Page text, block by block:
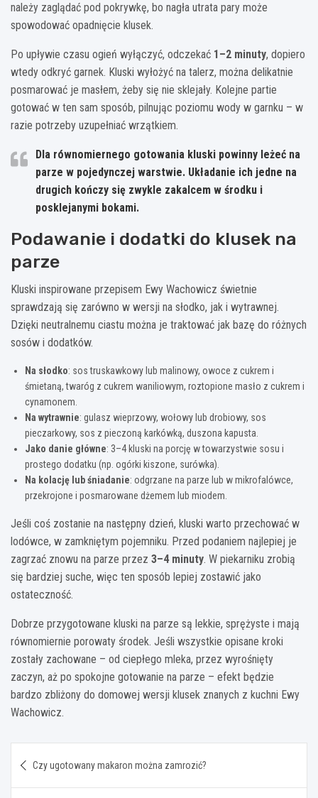
należy zaglądać pod pokrywkę, bo nagła utrata pary może
spowodować opadnięcie klusek.
Po upływie czasu ogień wyłączyć, odczekać 1–2 minuty, dopiero
wtedy odkryć garnek. Kluski wyłożyć na talerz, można delikatnie
posmarować je masłem, żeby się nie sklejały. Kolejne partie
gotować w ten sam sposób, pilnując poziomu wody w garnku – w
razie potrzeby uzupełniać wrzątkiem.
Dla równomiernego gotowania kluski powinny leżeć na
parze w pojedynczej warstwie. Układanie ich jedne na
drugich kończy się zwykle zakalcem w środku i
posklejanymi bokami.
Podawanie i dodatki do klusek na
parze
Kluski inspirowane przepisem Ewy Wachowicz świetnie
sprawdzają się zarówno w wersji na słodko, jak i wytrawnej.
Dzięki neutralnemu ciastu można je traktować jak bazę do różnych
sosów i dodatków.
Na słodko: sos truskawkowy lub malinowy, owoce z cukrem i
śmietaną, twaróg z cukrem waniliowym, roztopione masło z cukrem i
cynamonem.
Na wytrawnie: gulasz wieprzowy, wołowy lub drobiowy, sos
pieczarkowy, sos z pieczoną karkówką, duszona kapusta.
Jako danie główne: 3–4 kluski na porcję w towarzystwie sosu i
prostego dodatku (np. ogórki kiszone, surówka).
Na kolację lub śniadanie: odgrzane na parze lub w mikrofalówce,
przekrojone i posmarowane dżemem lub miodem.
Jeśli coś zostanie na następny dzień, kluski warto przechować w
lodówce, w zamkniętym pojemniku. Przed podaniem najlepiej je
zagrzać znowu na parze przez 3–4 minuty. W piekarniku zrobią
się bardziej suche, więc ten sposób lepiej zostawić jako
ostateczność.
Dobrze przygotowane kluski na parze są lekkie, sprężyste i mają
równomiernie porowaty środek. Jeśli wszystkie opisane kroki
zostały zachowane – od ciepłego mleka, przez wyrośnięty
zaczyn, aż po spokojne gotowanie na parze – efekt będzie
bardzo zbliżony do domowej wersji klusek znanych z kuchni Ewy
Wachowicz.
wpisu
Czy ugotowany makaron można zamrozić?